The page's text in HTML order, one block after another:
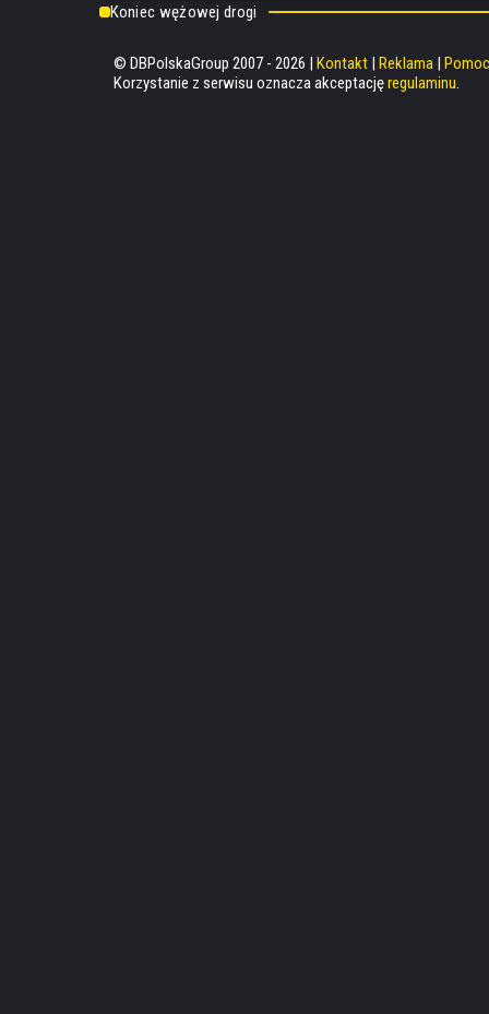
Koniec wężowej drogi
© DBPolskaGroup 2007 - 2026 | Kontakt| Reklama| Pomoc
Korzystanie z serwisu oznacza akceptacjęregulaminu.